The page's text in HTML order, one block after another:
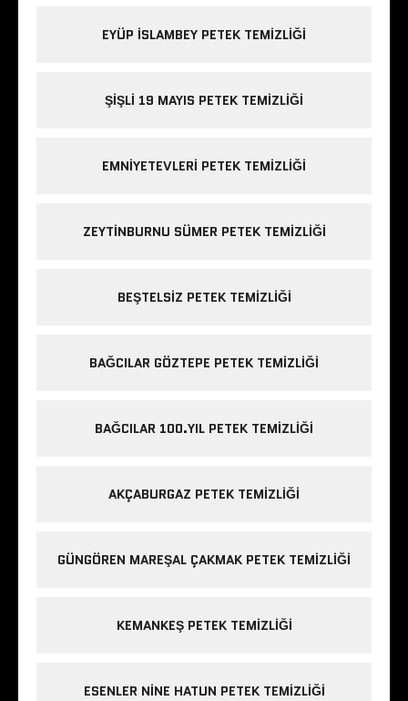
EYÜP ISLAMBEY PETEK TEMIZLIĞI
ŞIŞLI 19 MAYIS PETEK TEMIZLIĞI
EMNIYETEVLERI PETEK TEMIZLIĞI
ZEYTINBURNU SÜMER PETEK TEMIZLIĞI
BEŞTELSIZ PETEK TEMIZLIĞI
BAĞCILAR GÖZTEPE PETEK TEMIZLIĞI
BAĞCILAR 100.YIL PETEK TEMIZLIĞI
AKÇABURGAZ PETEK TEMIZLIĞI
GÜNGÖREN MAREŞAL ÇAKMAK PETEK TEMIZLIĞI
KEMANKEŞ PETEK TEMIZLIĞI
ESENLER NINE HATUN PETEK TEMIZLIĞI